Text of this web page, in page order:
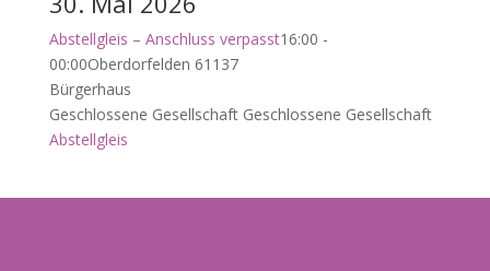
Abstellgleis – Anschluss verpasst16:00 -
00:00Oberdorfelden 61137
Bürgerhaus
Geschlossene Gesellschaft Geschlossene Gesellschaft
Abstellgleis